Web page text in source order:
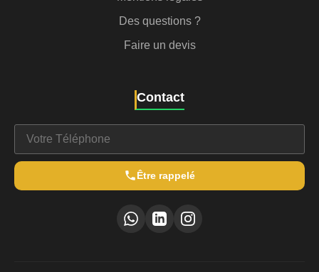
Des questions ?
Faire un devis
Contact
Être rappelé